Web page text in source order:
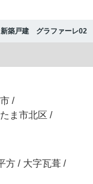
築戸建 グラファーレ02
/
ま市北区 /
方 / 大字瓦葺 /